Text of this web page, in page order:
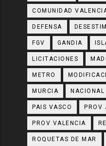
COMUNIDAD
DEFENSA
FGV GANDIA
LICITACIONES
METRO
MURCIA NACIONAL
PAIS VASCO PROV
PROV VALENCIA
ROQUETAS DE MAR